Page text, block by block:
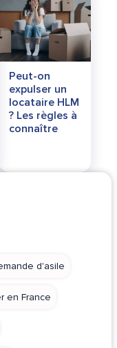
Peut-on
expulser un
locataire HLM
? Les règles à
connaître
d'asile
en France